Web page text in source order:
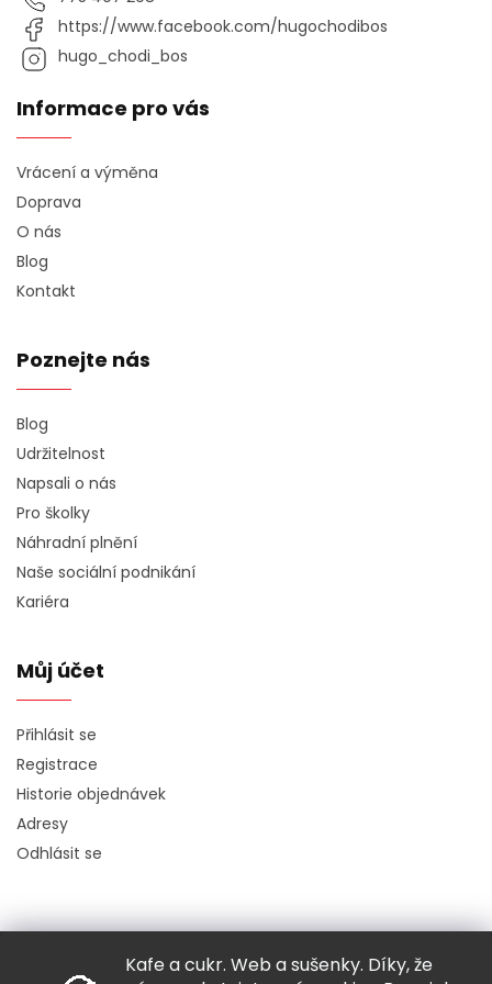
Kafe a cukr. Web a sušenky. Díky, že
https://www.facebook.com/hugochodibos
hugo_chodi_bos
Informace pro vás
Vrácení a výměna
Doprava
O nás
Blog
Kontakt
Poznejte nás
Blog
Udržitelnost
Napsali o nás
Pro školky
Náhradní plnění
Naše sociální podnikání
Kariéra
Můj účet
Přihlásit se
Registrace
Historie objednávek
Adresy
Odhlásit se
Copyright 2026Hugo chodí bos. Všechna práva vyhrazena.